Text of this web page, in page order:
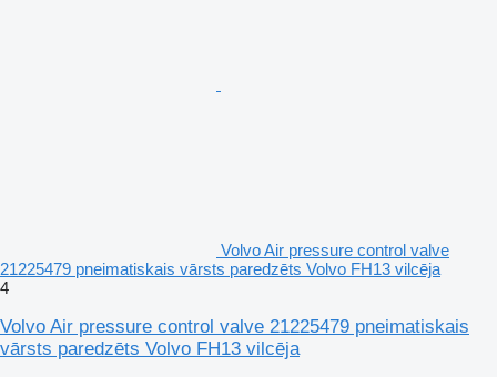
Volvo Air pressure control valve
21225479 pneimatiskais vārsts paredzēts Volvo FH13 vilcēja
4
Volvo Air pressure control valve 21225479 pneimatiskais
vārsts paredzēts Volvo FH13 vilcēja